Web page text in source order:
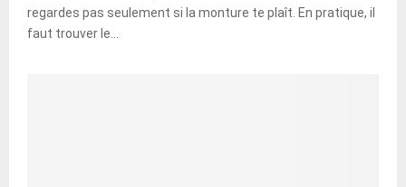
regardes pas seulement si la monture te plaît. En pratique, il
faut trouver le...